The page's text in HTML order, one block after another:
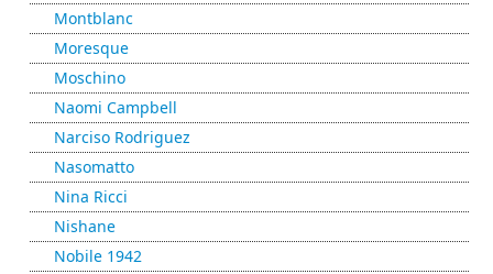
Montblanc
Moresque
Moschino
Naomi Campbell
Narciso Rodriguez
Nasomatto
Nina Ricci
Nishane
Nobile 1942